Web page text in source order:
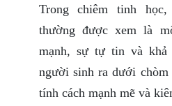
Trong chiêm tinh
thường được xem là
mạnh, sự tự tin và khả
người sinh ra dưới
tính cách mạnh mẽ và